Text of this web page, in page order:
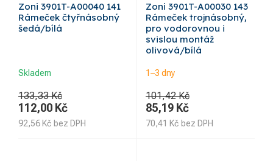
Zoni 3901T-A00040 141
Rámeček čtyřnásobný
šedá/bílá
Skladem
133,33 Kč
112,00 Kč
92,56 Kč bez DPH
Zoni 3901T-A00030 143
Rámeček trojnásobný,
pro vodorovnou i
svislou montáž
olivová/bílá
1–3 dny
101,42 Kč
85,19 Kč
70,41 Kč bez DPH